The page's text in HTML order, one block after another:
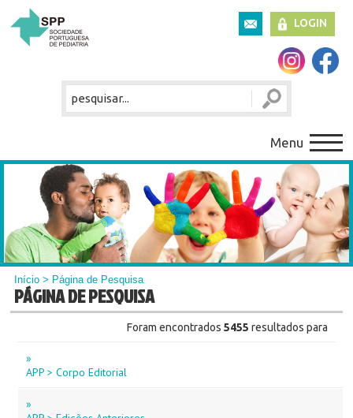
LOGIN
Menu
Início > Página de Pesquisa
PÁGINA DE PESQUISA
Foram encontrados 5455resultados para
»
APP > Corpo Editorial
»